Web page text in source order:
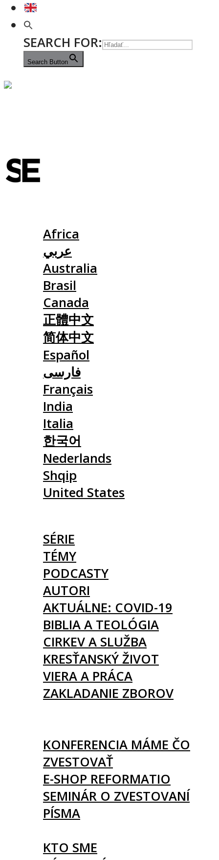
SEARCH FOR:
Search Button
Africa
عربي
Australia
Brasil
Canada
正體中文
简体中文
Español
فارسی
Français
India
Italia
한국어
Nederlands
Shqip
United States
SÉRIE
TÉMY
PODCASTY
AUTORI
AKTUÁLNE: COVID-19
BIBLIA A TEOLÓGIA
CIRKEV A SLUŽBA
KRESŤANSKÝ ŽIVOT
VIERA A PRÁCA
ZAKLADANIE ZBOROV
KONFERENCIA MÁME ČO
ZVESTOVAŤ
E-SHOP REFORMATIO
SEMINÁR O ZVESTOVANÍ
PÍSMA
KTO SME